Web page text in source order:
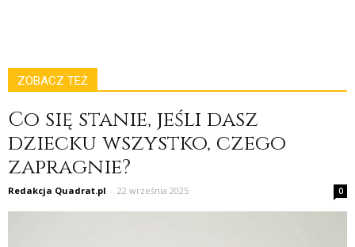
ZOBACZ TEŻ
Co się stanie, jeśli dasz
dziecku wszystko, czego
zapragnie?
Redakcja Quadrat.pl - 22 września 2025 0